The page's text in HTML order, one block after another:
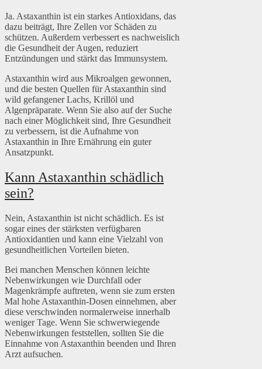
Ja. Astaxanthin ist ein starkes Antioxidans, das
dazu beiträgt, Ihre Zellen vor Schäden zu
schützen. Außerdem verbessert es nachweislich
die Gesundheit der Augen, reduziert
Entzündungen und stärkt das Immunsystem.
Astaxanthin wird aus Mikroalgen gewonnen,
und die besten Quellen für Astaxanthin sind
wild gefangener Lachs, Krillöl und
Algenpräparate. Wenn Sie also auf der Suche
nach einer Möglichkeit sind, Ihre Gesundheit
zu verbessern, ist die Aufnahme von
Astaxanthin in Ihre Ernährung ein guter
Ansatzpunkt.
Kann Astaxanthin schädlich
sein?
Nein, Astaxanthin ist nicht schädlich. Es ist
sogar eines der stärksten verfügbaren
Antioxidantien und kann eine Vielzahl von
gesundheitlichen Vorteilen bieten.
Bei manchen Menschen können leichte
Nebenwirkungen wie Durchfall oder
Magenkrämpfe auftreten, wenn sie zum ersten
Mal hohe Astaxanthin-Dosen einnehmen, aber
diese verschwinden normalerweise innerhalb
weniger Tage. Wenn Sie schwerwiegende
Nebenwirkungen feststellen, sollten Sie die
Einnahme von Astaxanthin beenden und Ihren
Arzt aufsuchen.